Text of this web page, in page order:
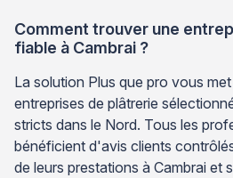
Comment trouver une
fiable à Cambrai ?
La solution Plus que pro vous
entreprises de plâtrerie
stricts dans le Nord. Tous les
bénéficient d'avis clients
de leurs prestations à Cambrai et